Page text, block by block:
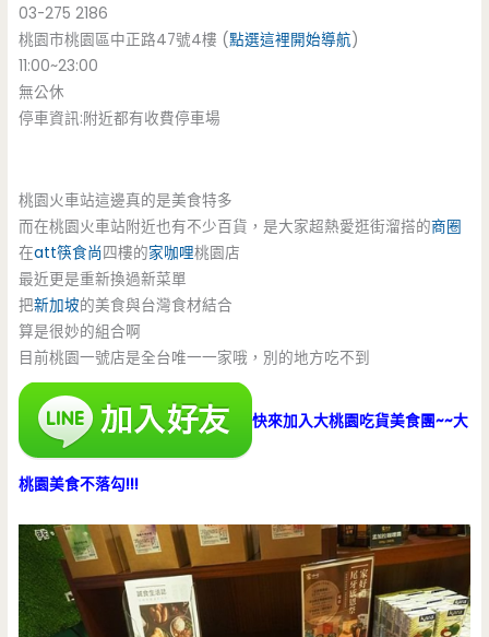
03-275 2186
桃園市桃園區中正路47號4樓 (點選這裡開始導航)
11:00~23:00
無公休
停車資訊:附近都有收費停車場
桃園火車站這邊真的是美食特多
而在桃園火車站附近也有不少百貨，是大家超熱愛逛街溜搭的商圈
在att筷食尚 四樓的家咖哩桃園店
最近更是重新換過新菜單
把新加坡的美食與台灣食材結合
算是很妙的組合啊
目前桃園一號店是全台唯一一家哦，別的地方吃不到
快來加入大桃園吃貨美食團~~大
桃園美食不落勾!!!